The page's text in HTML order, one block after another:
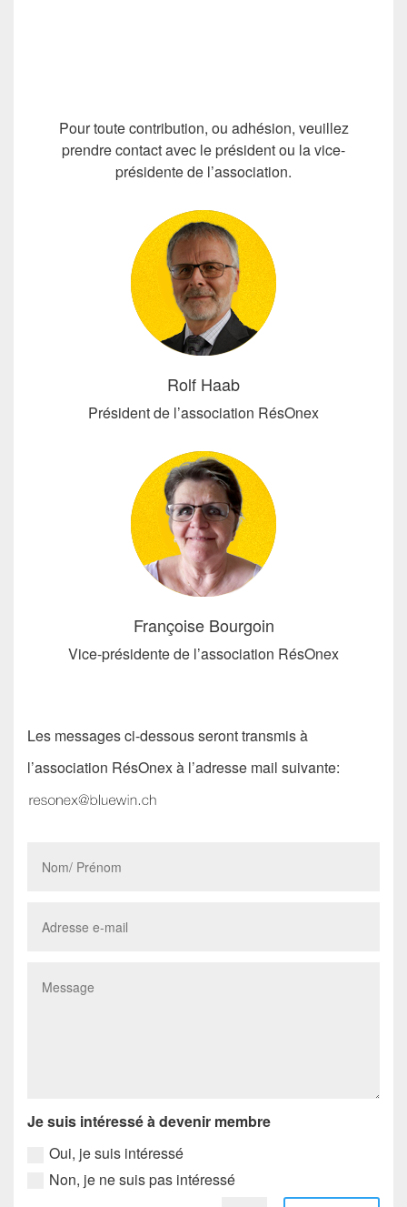
Pour toute contribution, ou adhésion, veuillez
prendre contact avec le président ou la vice-
présidente de l’association.
Rolf Haab
Président de l’association RésOnex
Françoise Bourgoin
Vice-présidente de l’association RésOnex
Les messages ci-dessous seront transmis à
l’association RésOnex à l’adresse mail suivante:
Je suis intéressé à devenir membre
Oui, je suis intéressé
Non, je ne suis pas intéressé